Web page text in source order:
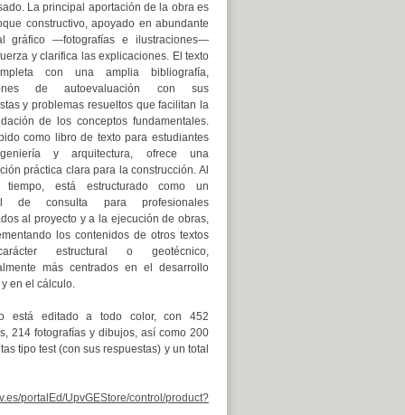
La principal aportación de la obra es
constructivo, apoyado en abundante
gráfico —fotografías e ilustraciones—
y clarifica las explicaciones. El texto
con una amplia bibliografía,
de autoevaluación con sus
y problemas resueltos que facilitan la
de los conceptos fundamentales.
como libro de texto para estudiantes
y arquitectura, ofrece una
práctica clara para la construcción. Al
tiempo, está estructurado como un
de consulta para profesionales
al proyecto y a la ejecución de obras,
los contenidos de otros textos
estructural o geotécnico,
más centrados en el desarrollo
en el cálculo.
está editado a todo color, con 452
214 fotografías y dibujos, así como 200
tipo test (con sus respuestas) y un total
portalEd/UpvGEStore/control/product?